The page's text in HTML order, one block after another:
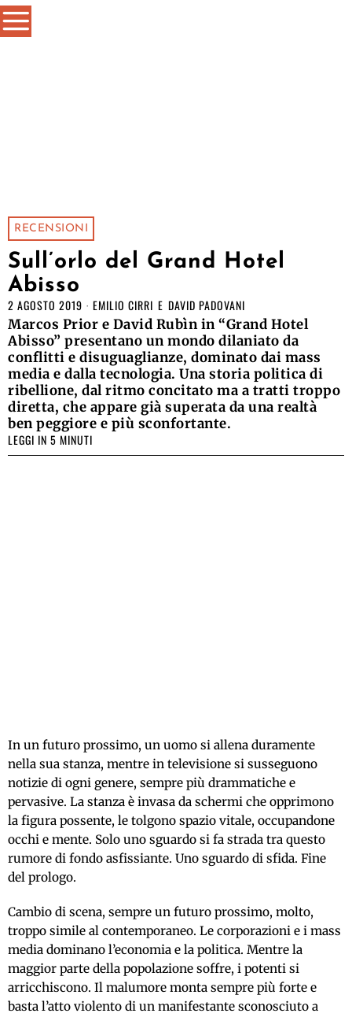
RECENSIONI
Sull’orlo del Grand Hotel
Abisso
2 AGOSTO 2019 EMILIO CIRRI E DAVID PADOVANI
Marcos Prior e David Rubìn in “Grand Hotel
Abisso” presentano un mondo dilaniato da
conflitti e disuguaglianze, dominato dai mass
media e dalla tecnologia. Una storia politica di
ribellione, dal ritmo concitato ma a tratti troppo
diretta, che appare già superata da una realtà
ben peggiore e più sconfortante.
LEGGI IN 5 MINUTI
In un futuro prossimo, un uomo si allena duramente
nella sua stanza, mentre in televisione si susseguono
notizie di ogni genere, sempre più drammatiche e
pervasive. La stanza è invasa da schermi che opprimono
la figura possente, le tolgono spazio vitale, occupandone
occhi e mente. Solo uno sguardo si fa strada tra questo
rumore di fondo asfissiante. Uno sguardo di sfida. Fine
del prologo.
Cambio di scena, sempre un futuro prossimo, molto,
troppo simile al contemporaneo. Le corporazioni e i mass
media dominano l’economia e la politica. Mentre la
maggior parte della popolazione soffre, i potenti si
arricchiscono. Il malumore monta sempre più forte e
basta l’atto violento di un manifestante sconosciuto a